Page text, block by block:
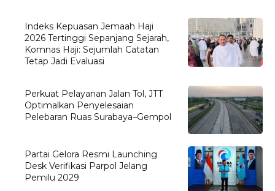
Indeks Kepuasan Jemaah Haji
2026 Tertinggi Sepanjang Sejarah,
Komnas Haji: Sejumlah Catatan
Tetap Jadi Evaluasi
Perkuat Pelayanan Jalan Tol, JTT
Optimalkan Penyelesaian
Pelebaran Ruas Surabaya–Gempol
Partai Gelora Resmi Launching
Desk Verifikasi Parpol Jelang
Pemilu 2029